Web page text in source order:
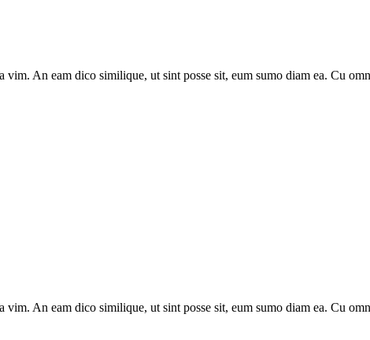
An eam dico similique, ut sint posse sit, eum sumo diam ea. Cu
An eam dico similique, ut sint posse sit, eum sumo diam ea. Cu